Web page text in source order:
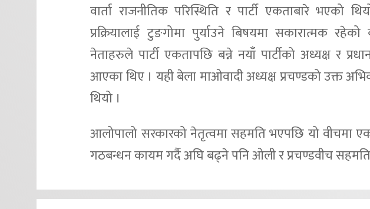
वार्ता राजनीतिक परिस्थिति र पार्टी एकताबारे भएको
प्रक्रियालाई टुङगोमा पुर्याउने बिषयमा सकारात्मक
नेताहरुले पार्टी एकतापछि बन्ने नयाँ पार्टीको अध्यक्ष र
आएका थिए । यही बेला माओवादी अध्यक्ष प्रचण्डको उक्त
थियो ।
आलोपालो सरकारको नेतृत्वमा सहमति भएपछि यो वीचमा
गठबन्धन कायम गर्दै अघि बढ्ने पनि ओली र प्रचण्डवीच